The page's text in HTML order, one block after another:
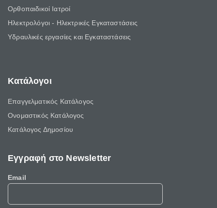
Ορθοπαιδικοί Ιατροί
Ηλεκτρολόγοι - Ηλεκτρικές Εγκαταστάσεις
Υδραυλικές εργασίες και Εγκαταστάσεις
Κατάλογοι
Επαγγελματικός Κατάλογος
Ονομαστικός Κατάλογος
Κατάλογος Δημοσίου
Εγγραφή στο Newsletter
Email